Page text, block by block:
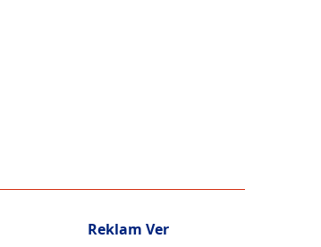
Reklam Ver